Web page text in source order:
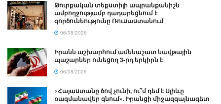
Թուրքական տեքստիլի ապրանքանիշն
ամբողջությամբ դադարեցնում է
գործունեությունը Ռուսաստանում
06/08/2026
Իրանն աշխարհում ամենաշատ նավթային
պաշարներ ունեցող 3-րդ երկիրն է
06/08/2026
«Հայաստանը ծով չունի, ու՞մ դեմ է Ալիևը
ռազմանավեր գնում». Իրանցի միջազգայնագետ